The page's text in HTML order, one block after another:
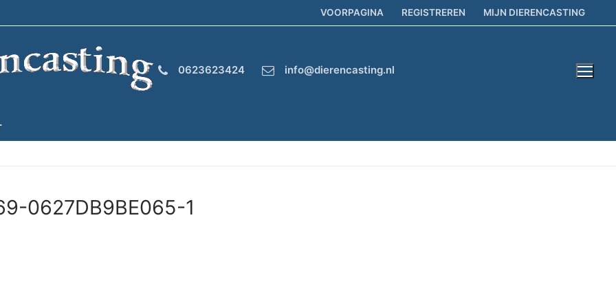
VOORPAGINA REGISTREREN MIJN DIERENCASTING
0623623424 info@dierencasting.nl
0627DB9BE065-1